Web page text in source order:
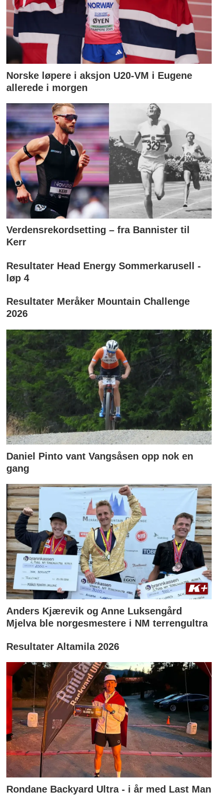
Norske løpere i aksjon U20-VM i Eugene
allerede i morgen
Verdensrekordsetting – fra Bannister til
Kerr
Resultater Head Energy Sommerkarusell -
løp 4
Resultater Meråker Mountain Challenge
2026
Daniel Pinto vant Vangsåsen opp nok en
gang
Anders Kjærevik og Anne Luksengård
Mjelva ble norgesmestere i NM terrengultra
Resultater Altamila 2026
Rondane Backyard Ultra - i år med Last Man